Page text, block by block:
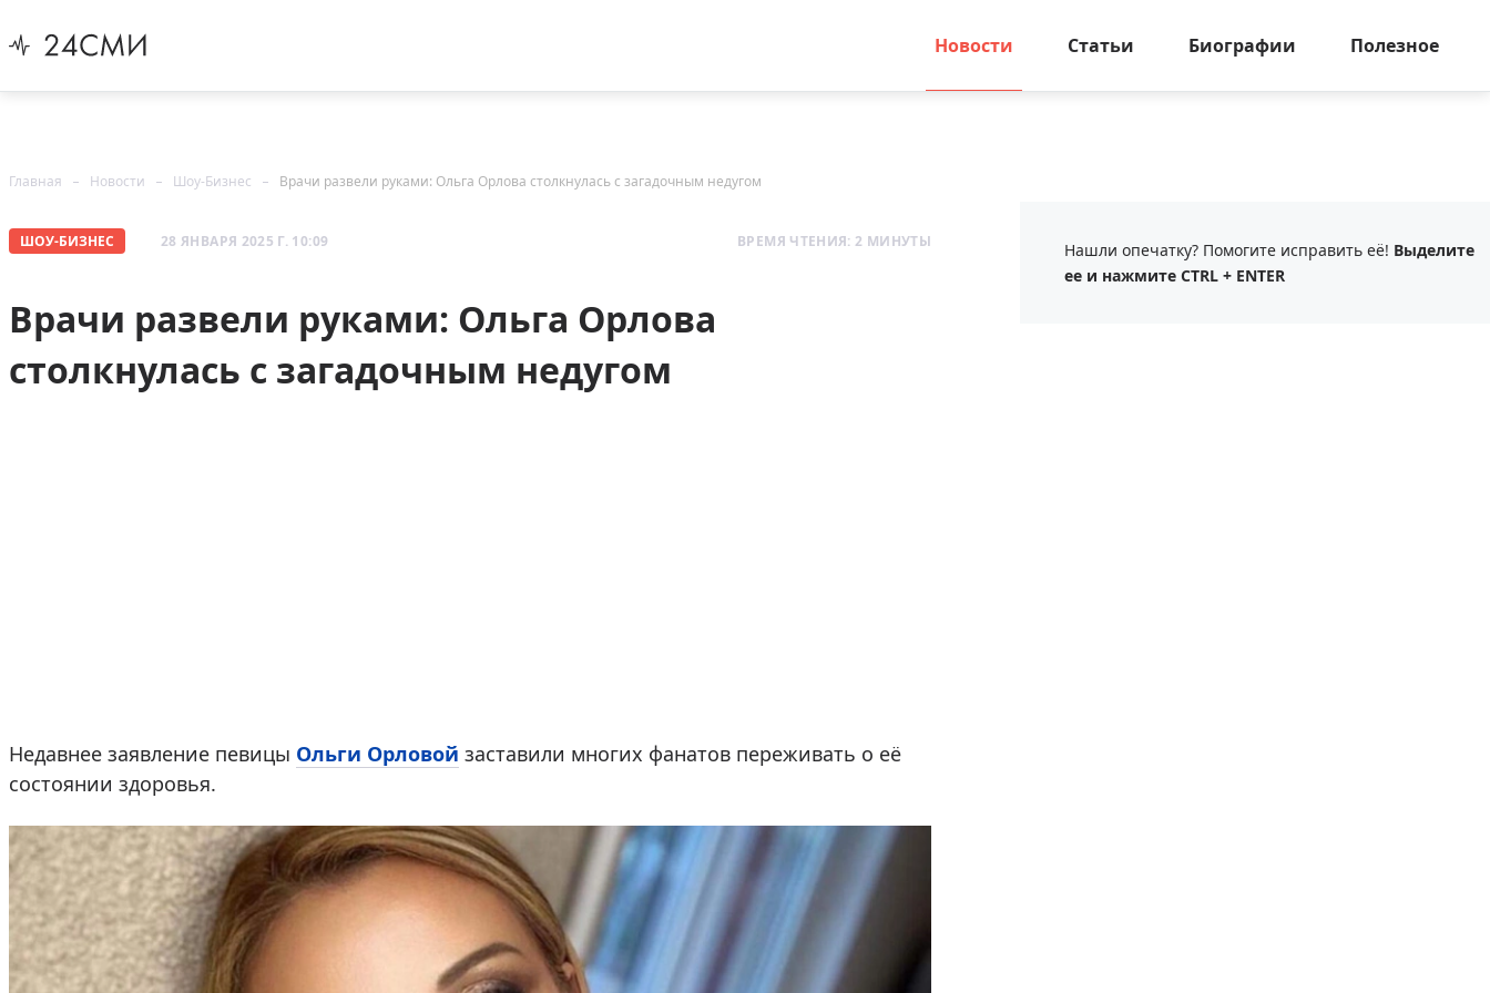
Новости Статьи Биографии Полезное
Главная Новости Шоу-Бизнес Врачи развели руками: Ольга Орлова столкнулась с загадочным недугом
ШОУ-БИЗНЕС 28 ЯНВАРЯ 2025 Г. 10:09 ВРЕМЯ ЧТЕНИЯ: 2 МИНУТЫ
Врачи развели руками: Ольга Орлова
столкнулась с загадочным недугом
Недавнее заявление певицы Ольги Орловой заставили многих фанатов переживать о её
состоянии здоровья.
Нашли опечатку? Помогите исправить её! Выделите
ее и нажмите CTRL + ENTER